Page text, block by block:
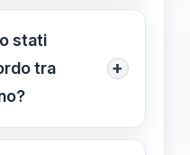
riguardo
AI e il
stati
tra
+
di